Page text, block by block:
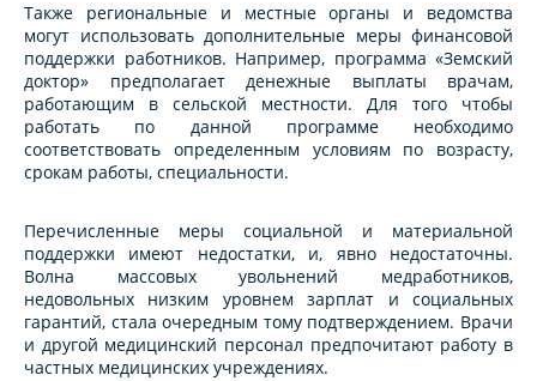
Также региональные и местные органы и ведомства
могут использовать дополнительные меры финансовой
поддержки работников. Например, программа «Земский
доктор» предполагает денежные выплаты врачам,
работающим в сельской местности. Для того чтобы
работать по данной программе необходимо
соответствовать определенным условиям по возрасту,
срокам работы, специальности.
Перечисленные меры социальной и материальной
поддержки имеют недостатки, и, явно недостаточны.
Волна массовых увольнений медработников,
недовольных низким уровнем зарплат и социальных
гарантий, стала очередным тому подтверждением. Врачи
и другой медицинский персонал предпочитают работу в
частных медицинских учреждениях.